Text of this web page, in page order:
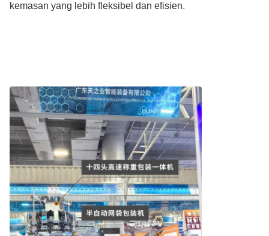
kemasan yang lebih fleksibel dan efisien.